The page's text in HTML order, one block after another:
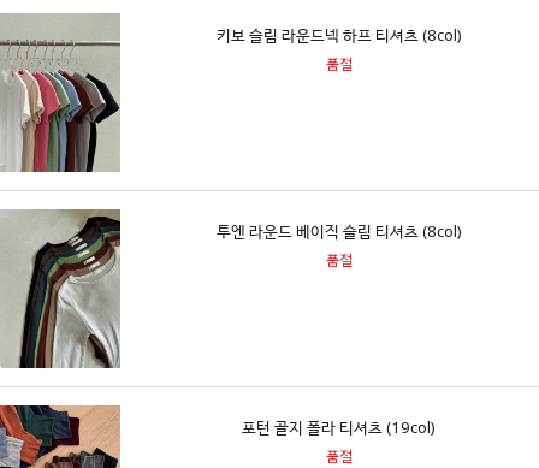
키보 슬림 라운드넥 하프 티셔츠 (8col)
품절
투엔 라운드 베이직 슬림 티셔츠 (8col)
품절
포턴 골지 폴라 티셔츠 (19col)
품절